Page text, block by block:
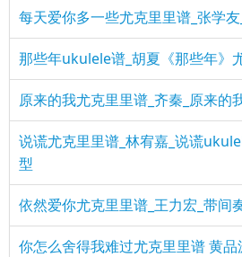
每天爱你多一些尤克里里谱_张学
那些年ukulele谱_胡夏《那些年》
原来的我尤克里里谱_齐秦_原来的
说谎尤克里里谱_林宥嘉_说谎
型
依然爱你尤克里里谱_王力宏_带间
你怎么舍得我难过尤克里里谱 黄